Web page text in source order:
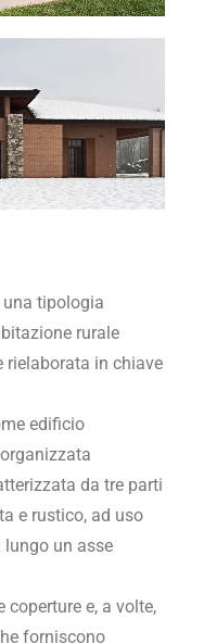
una tipologia
rurale
rielaborata in chiave
edificio
da tre parti
e rustico, ad uso
lungo un asse
coperture e, a volte,
forniscono